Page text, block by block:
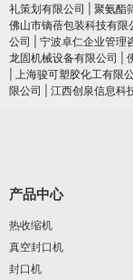
礼策划有限公司
聚氨酯
佛山市镝蓓包装科技有限
公司
宁波卓仁企业管理
龙固机械设备有限公司
上海骏可塑胶化工有限
限公司
江西创泉信息科
产品中心
热收缩机
真空封口机
封口机